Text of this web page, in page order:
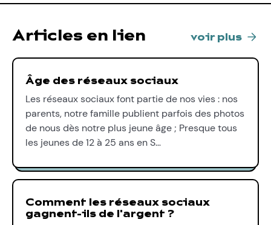
Articles en lien voir plus
Âge des réseaux sociaux
Les réseaux sociaux font partie de nos vies : nos
parents, notre famille publient parfois des photos
de nous dès notre plus jeune âge ; Presque tous
les jeunes de 12 à 25 ans en S…
Comment les réseaux sociaux
gagnent-ils de l'argent ?